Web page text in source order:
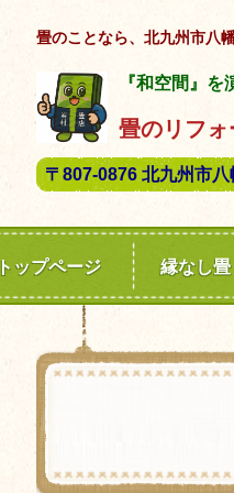
畳のことなら、北九州市八
『和空間』を
畳のリフォ
〒807-0876 北九州市
トップページ 縁なし畳